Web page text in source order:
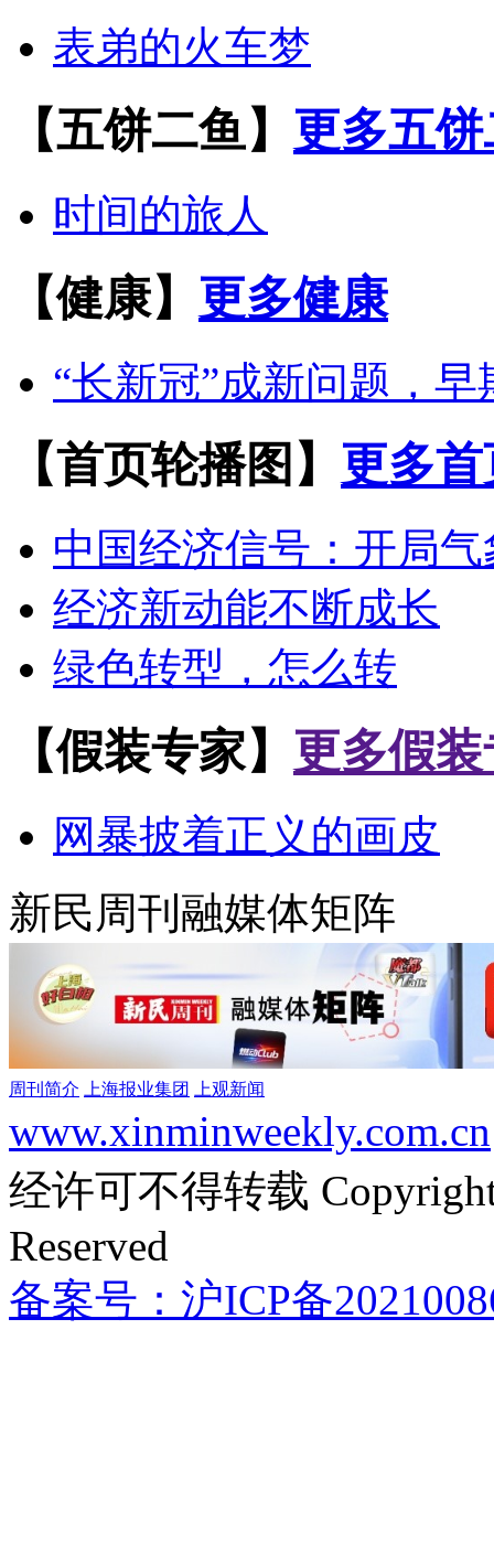
表弟的火车梦
【五饼二鱼】 更多五
时间的旅人
【健康】 更多健康
“长新冠”成新问题，
【首页轮播图】 更多
中国经济信号：开局
经济新动能不断成长
绿色转型，怎么转
【假装专家】 更多假
网暴披着正义的画皮
新民周刊融媒体矩阵
周刊简介 上海报业集团 上观新闻
www.xinminweekly.com.cn
经许可不得转载
Reserved
备案号：沪ICP备